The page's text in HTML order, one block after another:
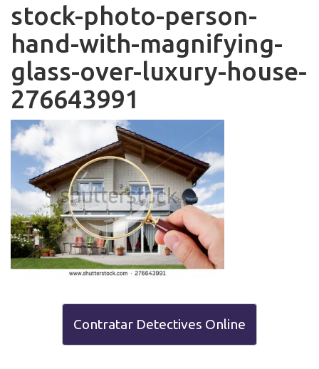
stock-photo-person-
hand-with-magnifying-
glass-over-luxury-house-
276643991
Contratar Detectives Online